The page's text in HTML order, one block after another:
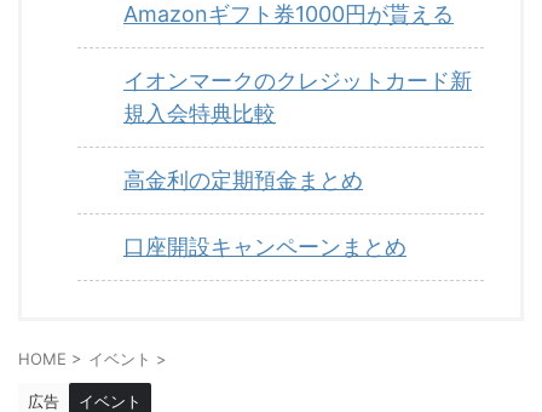
Amazonギフト券1000円が貰える
イオンマークのクレジットカード新
規入会特典比較
高金利の定期預金まとめ
口座開設キャンペーンまとめ
HOME > イベント >
広告 イベント